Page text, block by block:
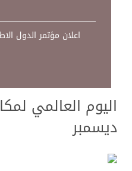
اعلان مؤتمر الدول
ديسمبر